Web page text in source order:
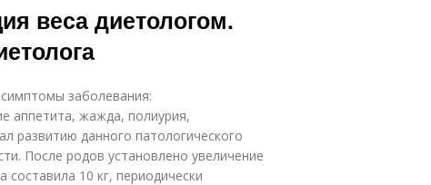
веса диетологом.
заболевания:
аппетита, жажда, полиурия,
развитию данного патологического
После родов установлено увеличение
составила 10 кг, периодически